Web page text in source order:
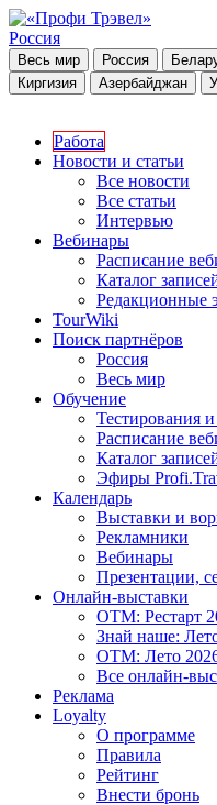
Россия
Весь мир Россия
Киргизия
Азербайджан
Работа
Новости и статьи
Все новости
Все статьи
Интервью
Вебинары
Расписание
Каталог
Редакционные
TourWiki
Поиск партнёров
Россия
Весь мир
Обучение
Тестирования
Расписание
Каталог
Эфиры
Календарь
Выставки и
Рекламники
Вебинары
Презентации,
Онлайн-выставки
OTM: Рестарт
Знай наше:
OTM: Лето
Все онлайн-
Реклама
Loyalty
О программе
Правила
Рейтинг
Внести бронь